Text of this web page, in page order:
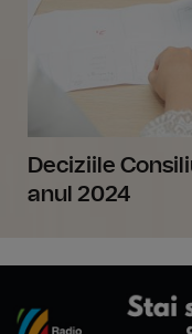
Deciziile
anul 2024